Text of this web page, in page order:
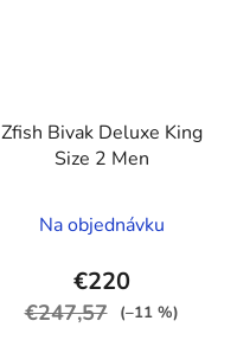
Zfish Bivak Deluxe King
Size 2 Men
Na objednávku
€220
€247,57 (–11 %)